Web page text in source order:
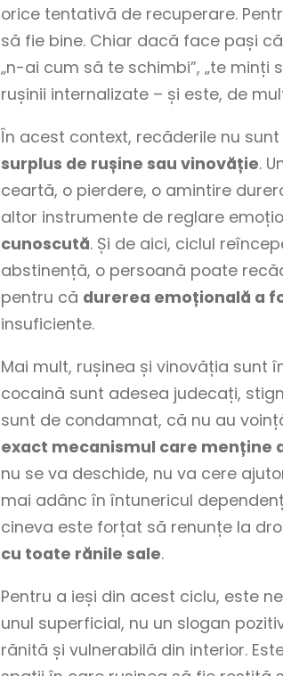
orice tentativă de recuperare.
să fie bine. Chiar dacă face pași
„n-ai cum să te schimbi”, „te minți
rușinii internalizate – și este, de
În acest context, recăderile nu
surplus de rușine sau vinovăție.
ceartă, o pierdere, o amintire
altor instrumente de reglare
cunoscută. Și de aici, ciclul
abstinență, o persoană poate
pentru că durerea emoțională a
insuficiente.
Mai mult, rușinea și vinovăția sunt
cocaină sunt adesea judecați,
sunt de condamnat, că nu au
exact mecanismul care menține
nu se va deschide, nu va cere
mai adânc în întunericul
cineva este forțat să renunțe la
cu toate rănile sale.
Pentru a ieși din acest ciclu, este
unul superficial, nu un slogan
rănită și vulnerabilă din interior.